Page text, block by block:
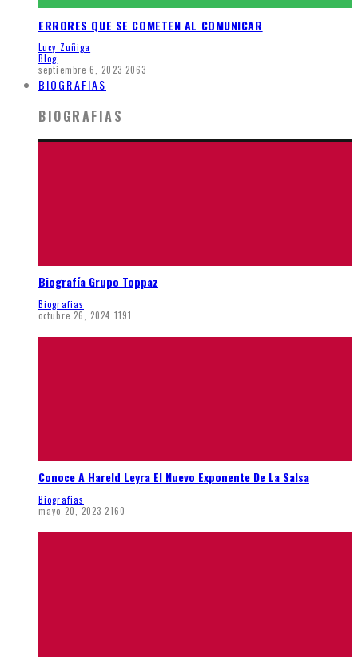
ERRORES QUE SE COMETEN AL COMUNICAR
Lucy Zuñiga
Blog
septiembre 6, 2023 2063
BIOGRAFIAS
BIOGRAFIAS
Biografía Grupo Toppaz
Biografias
octubre 26, 2024 1191
Conoce A Hareld Leyra El Nuevo Exponente De La Salsa
Biografias
mayo 20, 2023 2160